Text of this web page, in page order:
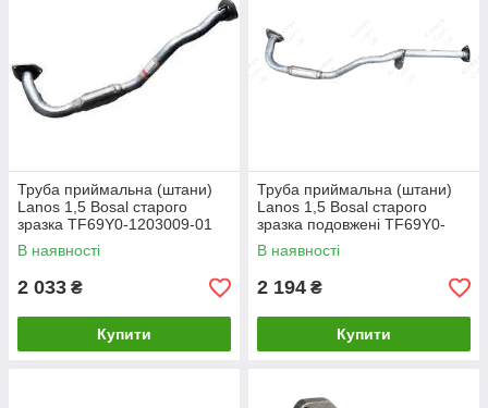
Труба приймальна (штани)
Lanos 1,5 Bosal старого
зразка TF69Y0-1203009-01
В наявності
2 033 ₴
Купити
Труба приймальна (штани)
Lanos 1,5 Bosal старого
зразка подовжені TF69Y0-
1203009-10
В наявності
2 194 ₴
Купити